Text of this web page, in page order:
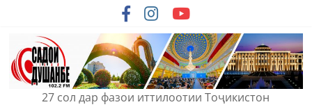
content
27 сол дар фазои иттилоотии Тоҷикистон